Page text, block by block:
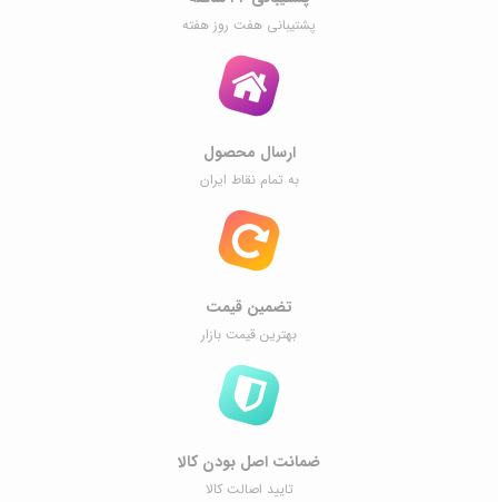
پشتیبانی هفت روز هفته
ارسال محصول
به تمام نقاط ایران
تضمین قیمت
بهترین قیمت بازار
ضمانت اصل ‌بودن کالا
تایید اصالت کالا